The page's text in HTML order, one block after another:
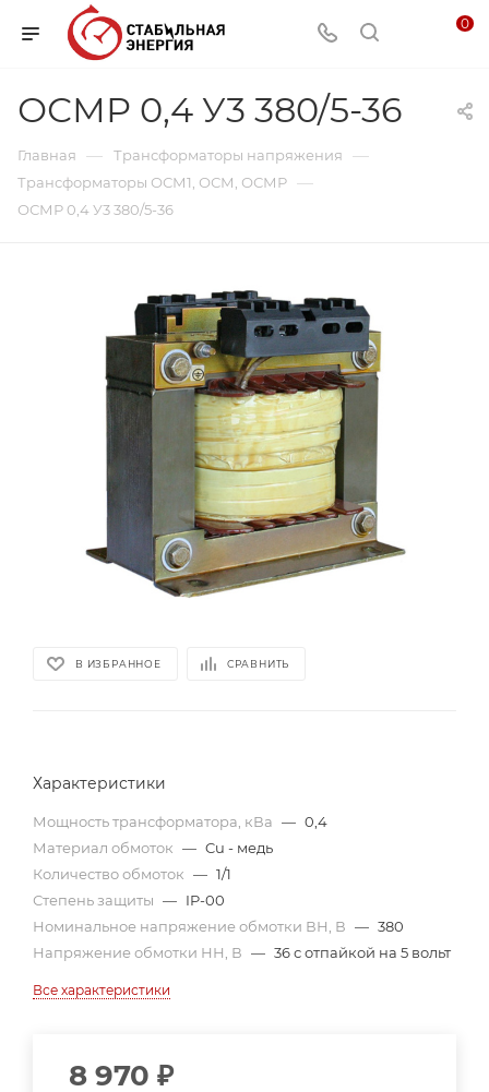
0
ОСМР 0,4 У3 380/5-36
Главная — Трансформаторы напряжения —
Трансформаторы ОСМ1, ОСМ, ОСМР —
ОСМР 0,4 У3 380/5-36
В ИЗБРАННОЕ СРАВНИТЬ
Характеристики
Мощность трансформатора, кВа — 0,4
Материал обмоток — Cu - медь
Количество обмоток — 1/1
Степень защиты — IP-00
Номинальное напряжение обмотки ВН, В — 380
Напряжение обмотки НН, В — 36 с отпайкой на 5 вольт
Все характеристики
8 970 ₽